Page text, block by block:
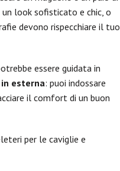
look sofisticato e chic, o
devono rispecchiare il tuo
essere guidata in
esterna: puoi indossare
il comfort di un buon
per le caviglie e